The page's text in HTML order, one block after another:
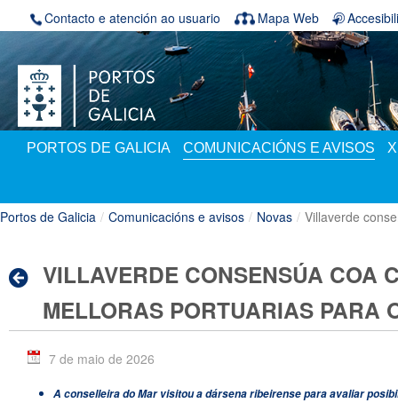
Volver ao contido
Contacto e atención ao usuario Mapa Web
PORTOS DE GALICIA COMUNICACIÓNS E AVISOS
Portos de Galicia / Comunicacións e avisos / Novas / Villaverde
VILLAVERDE CONSENSÚA COA
MELLORAS PORTUARIAS PARA
7 de maio de 2026
A conselleira do Mar visitou a dársena ribeirense para avaliar